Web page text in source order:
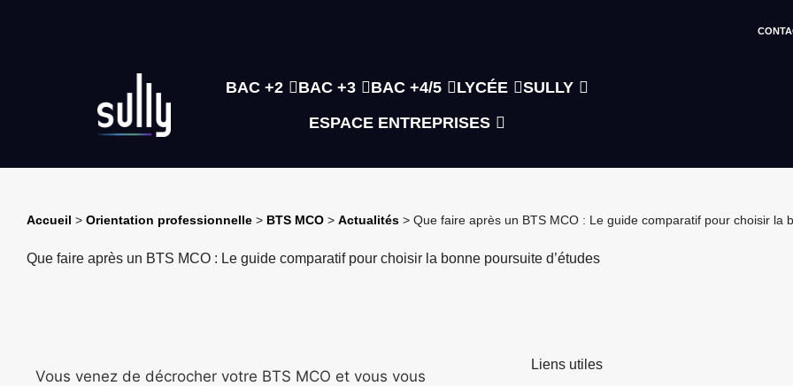
BAC +2 BAC +3 BAC +4/5 LYCÉE
SULLY
ESPACE ENTREPRISES
Accueil > Orientation professionnelle > BTS MCO > Actualités > Que faire après un BTS MCO : Le guide comparatif pour choisir la
Que faire après un BTS MCO : Le guide comparatif pour choisir la bonne poursuite d’études
Vous venez de décrocher votre BTS MCO et vous vous
Liens utiles